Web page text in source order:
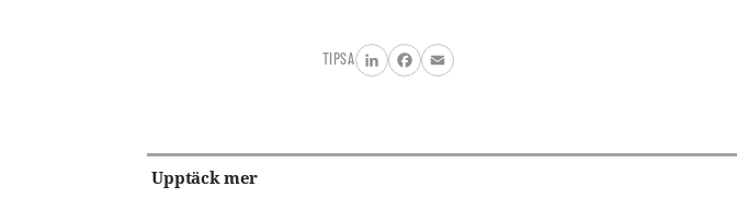
TIPSA
LinkedInFacebook
Email
Upptäck mer